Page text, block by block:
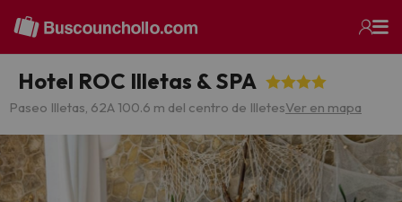
Hotel ROC Illetas & SPA
Paseo Illetas, 62A 100.6 m del centro de IlletesVer en mapa